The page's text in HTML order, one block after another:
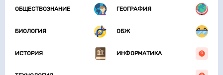
ОБЩЕСТВОЗНАНИЕ ГЕОГРАФИЯ
БИОЛОГИЯ ОБЖ
ИСТОРИЯ ИНФОРМАТИКА